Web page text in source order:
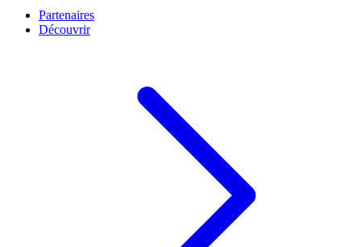
Partenaires
Découvrir